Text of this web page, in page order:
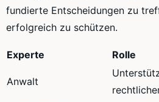
fundierte Entscheidungen zu
erfolgreich zu schützen.
Experte Rolle
Anwalt